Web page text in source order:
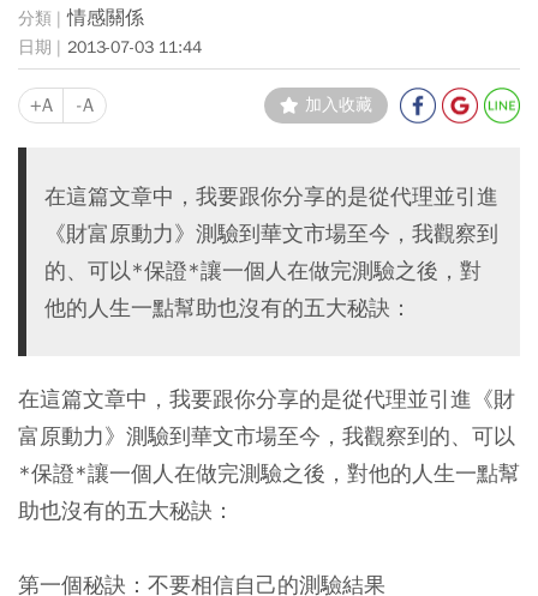
情感關係
2013-07-03 11:44
+A -A 加入收藏
在這篇文章中，我要跟你分享的是從代理並引進
《財富原動力》測驗到華文市場至今，我觀察到
的、可以*保證*讓一個人在做完測驗之後，對
他的人生一點幫助也沒有的五大秘訣：
在這篇文章中，我要跟你分享的是從代理並引進《財
富原動力》測驗到華文市場至今，我觀察到的、可以
*保證*讓一個人在做完測驗之後，對他的人生一點幫
助也沒有的五大秘訣：
第一個秘訣：不要相信自己的測驗結果